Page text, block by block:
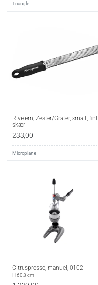
Triangle
Rivejern, Zester/Grater, smalt, fint
skær
233,00
Microplane
Citruspresse, manuel, 0102
H 60,8 cm